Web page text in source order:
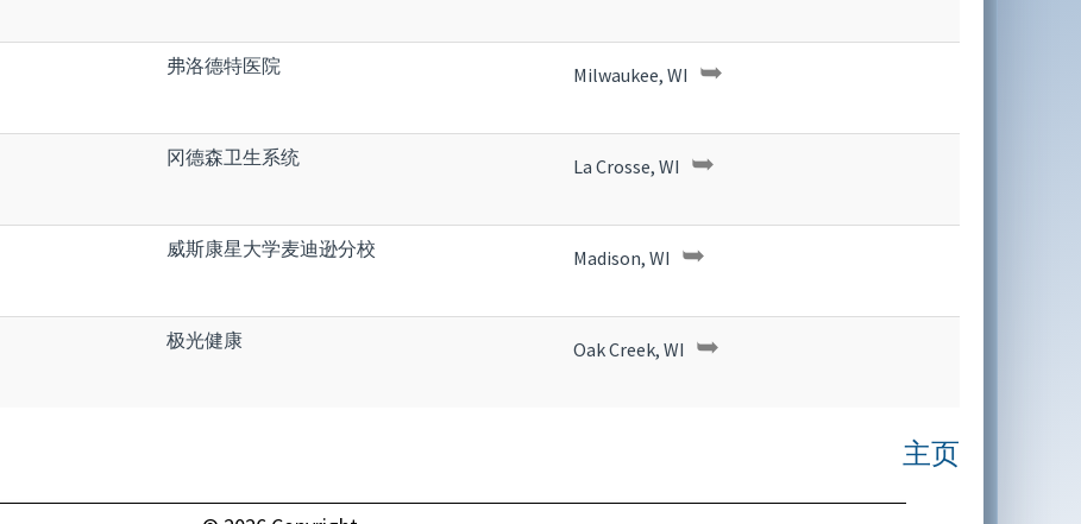
弗洛德特医院 Milwaukee, WI ➥
冈德森卫生系统 La Crosse, WI ➥
威斯康星大学麦迪逊分校 Madison, WI ➥
极光健康 Oak Creek, WI ➥
主页